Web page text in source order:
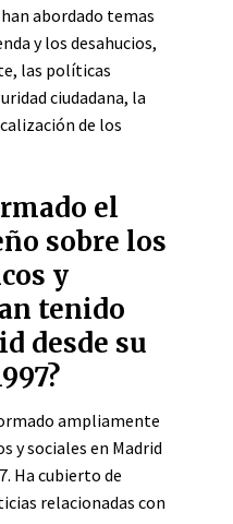
han abordado temas
y los desahucios,
las políticas
ciudadana, la
de los
el
sobre los
y
tenido
desde su
ampliamente
y sociales en Madrid
Ha cubierto de
relacionadas con